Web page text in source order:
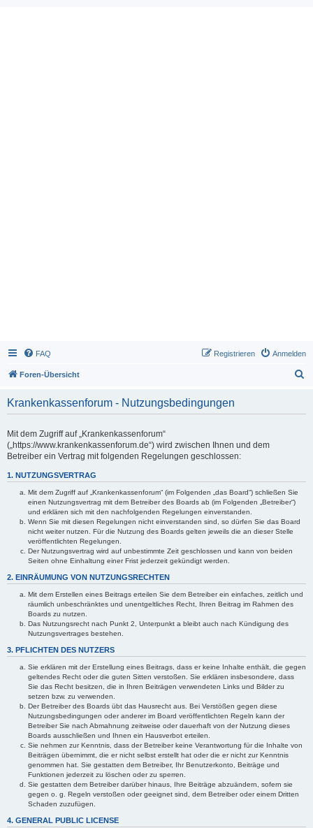
FAQ Anmelden
Registrieren
Foren-Übersicht
Krankenkassenforum - Nutzungsbedingungen
Mit dem Zugriff auf „Krankenkassenforum“
(„https://www.krankenkassenforum.de“) wird zwischen Ihnen und dem
Betreiber ein Vertrag mit folgenden Regelungen geschlossen:
1. NUTZUNGSVERTRAG
Mit dem Zugriff auf „Krankenkassenforum“ (im Folgenden „das Board“) schließen Sie
einen Nutzungsvertrag mit dem Betreiber des Boards ab (im Folgenden „Betreiber“)
und erklären sich mit den nachfolgenden Regelungen einverstanden.
Wenn Sie mit diesen Regelungen nicht einverstanden sind, so dürfen Sie das Board
nicht weiter nutzen. Für die Nutzung des Boards gelten jeweils die an dieser Stelle
veröffentlichten Regelungen.
Der Nutzungsvertrag wird auf unbestimmte Zeit geschlossen und kann von beiden
Seiten ohne Einhaltung einer Frist jederzeit gekündigt werden.
2. EINRÄUMUNG VON NUTZUNGSRECHTEN
Mit dem Erstellen eines Beitrags erteilen Sie dem Betreiber ein einfaches, zeitlich und
räumlich unbeschränktes und unentgeltliches Recht, Ihren Beitrag im Rahmen des
Boards zu nutzen.
Das Nutzungsrecht nach Punkt 2, Unterpunkt a bleibt auch nach Kündigung des
Nutzungsvertrages bestehen.
3. PFLICHTEN DES NUTZERS
Sie erklären mit der Erstellung eines Beitrags, dass er keine Inhalte enthält, die gegen
geltendes Recht oder die guten Sitten verstoßen. Sie erklären insbesondere, dass
Sie das Recht besitzen, die in Ihren Beiträgen verwendeten Links und Bilder zu
setzen bzw. zu verwenden.
Der Betreiber des Boards übt das Hausrecht aus. Bei Verstößen gegen diese
Nutzungsbedingungen oder anderer im Board veröffentlichten Regeln kann der
Betreiber Sie nach Abmahnung zeitweise oder dauerhaft von der Nutzung dieses
Boards ausschließen und Ihnen ein Hausverbot erteilen.
Sie nehmen zur Kenntnis, dass der Betreiber keine Verantwortung für die Inhalte von
Beiträgen übernimmt, die er nicht selbst erstellt hat oder die er nicht zur Kenntnis
genommen hat. Sie gestatten dem Betreiber, Ihr Benutzerkonto, Beiträge und
Funktionen jederzeit zu löschen oder zu sperren.
Sie gestatten dem Betreiber darüber hinaus, Ihre Beiträge abzuändern, sofern sie
gegen o. g. Regeln verstoßen oder geeignet sind, dem Betreiber oder einem Dritten
Schaden zuzufügen.
4. GENERAL PUBLIC LICENSE